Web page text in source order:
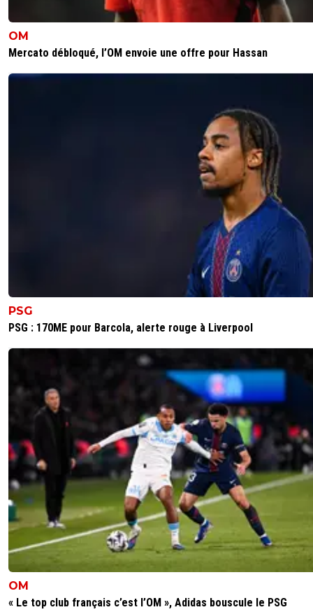
OM
Mercato débloqué, l’OM envoie une offre pour Hassan
PSG
PSG : 170ME pour Barcola, alerte rouge à Liverpool
OM
« Le top club français c’est l’OM », Adidas bouscule le PSG